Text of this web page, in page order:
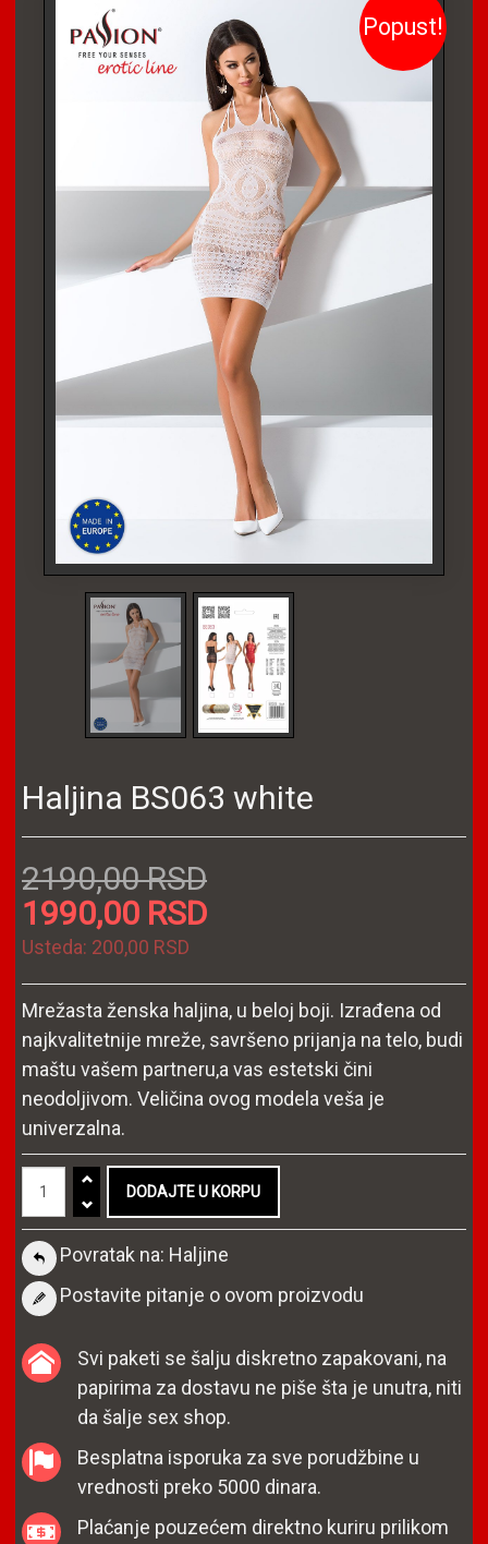
Popust!
Haljina BS063 white
2190,00 RSD
1990,00 RSD
Usteda: 200,00 RSD
Mrežasta ženska haljina, u beloj boji. Izrađena od
najkvalitetnije mreže, savršeno prijanja na telo, budi
maštu vašem partneru,a vas estetski čini
neodoljivom. Veličina ovog modela veša je
univerzalna.
Povratak na: Haljine
Postavite pitanje o ovom proizvodu
Svi paketi se šalju diskretno zapakovani, na
papirima za dostavu ne piše šta je unutra, niti
da šalje sex shop.
Besplatna isporuka za sve porudžbine u
vrednosti preko 5000 dinara.
Plaćanje pouzećem direktno kuriru prilikom